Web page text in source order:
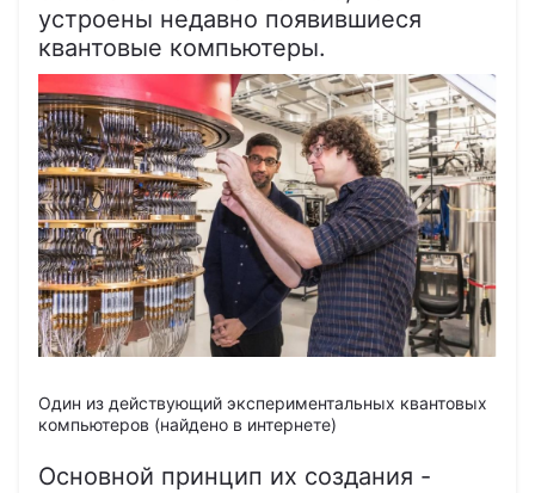
устроены недавно появившиеся
квантовые компьютеры.
Один из действующий экспериментальных квантовых
компьютеров (найдено в интернете)
Основной принцип их создания -